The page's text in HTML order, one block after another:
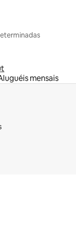
mensais